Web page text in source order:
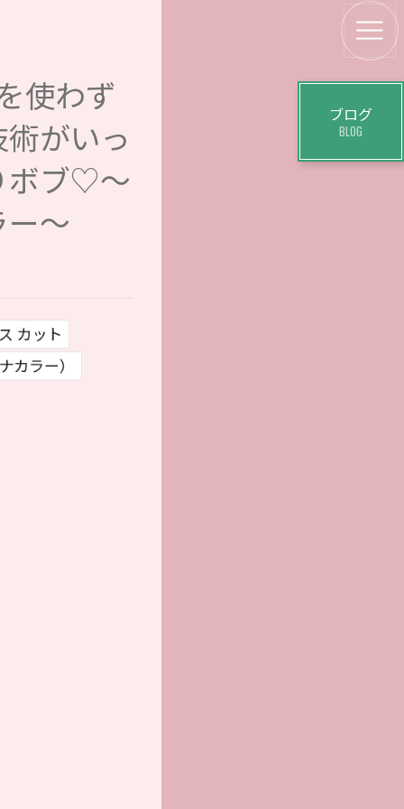
使わず
がいっ
ボブ♡〜
〜
カット
カラー）
ブログ
BLOG